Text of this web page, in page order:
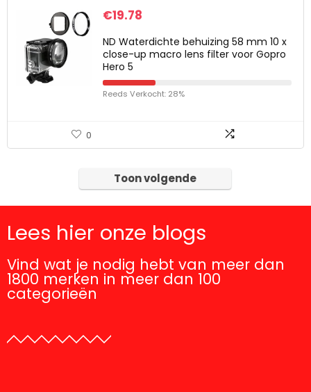
€19.78
ND Waterdichte behuizing 58 mm 10 x
close-up macro lens filter voor Gopro
Hero 5
Reeds Verkocht: 28%
0
Toon volgende
Lees hier onze blogs
Vind wat je nodig hebt van meer dan
1800 merken in meer dan 100
categorieën